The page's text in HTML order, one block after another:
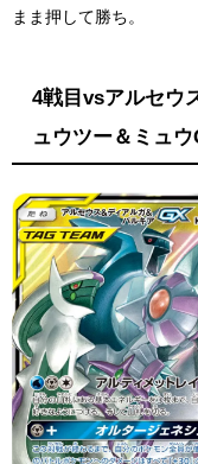
まま押して勝ち。
4戦目vsアルセウ
ュウツー＆ミュ